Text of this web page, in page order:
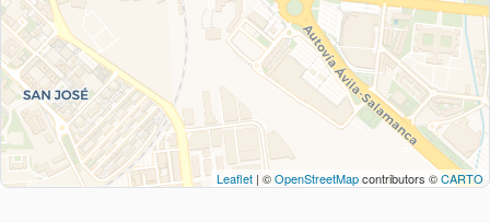
Leaflet | ©OpenStreetMapcontributors ©CARTO